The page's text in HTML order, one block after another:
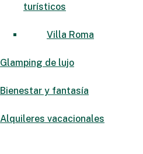
turísticos
Villa Roma
Glamping de lujo
Bienestar y fantasía
Alquileres vacacionales